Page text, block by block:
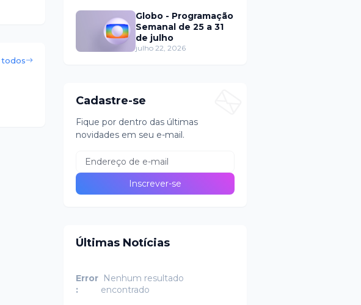
todos
domingo (2)
Globo - Programação
Semanal de 25 a 31
de julho
julho 22, 2026
Cadastre-se
Fique por dentro das últimas
novidades em seu e-mail.
Últimas Notícias
Error
:
Nenhum resultado
encontrado